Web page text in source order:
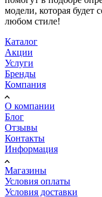
модели, которая будет
любом стиле!
Каталог
Акции
Услуги
Бренды
Компания
О компании
Блог
Отзывы
Контакты
Информация
Магазины
Условия оплаты
Условия доставки